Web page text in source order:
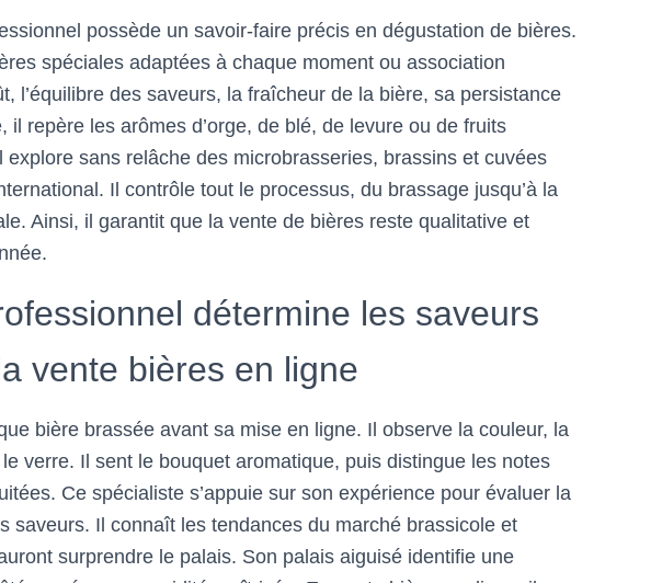
possède un savoir-faire précis en dégustation de bières.
spéciales adaptées à chaque moment ou association
l’équilibre des saveurs, la fraîcheur de la bière, sa persistance
il repère les arômes d’orge, de blé, de levure ou de fruits
sans relâche des microbrasseries, brassins et cuvées
Il contrôle tout le processus, du brassage jusqu’à la
Ainsi, il garantit que la vente de bières reste qualitative et
détermine les saveurs
vente bières en ligne
bière brassée avant sa mise en ligne. Il observe la couleur, la
verre. Il sent le bouquet aromatique, puis distingue les notes
Ce spécialiste s’appuie sur son expérience pour évaluer la
saveurs. Il connaît les tendances du marché brassicole et
surprendre le palais. Son palais aiguisé identifie une